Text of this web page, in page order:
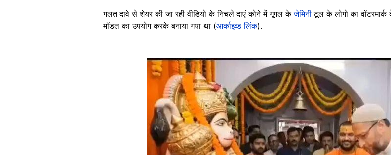
गलत दावे से शेयर की जा रही वीडियो के निचले दाएं कोने में गूगल केजेमिनी टूल के लोगो का
मॉडल का उपयोग करके बनाया गया था (आर्काइव्ड लिंक).